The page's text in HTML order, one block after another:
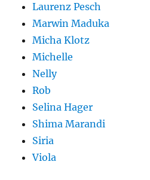
Laurenz Pesch
Marwin Maduka
Micha Klotz
Michelle
Nelly
Rob
Selina Hager
Shima Marandi
Siria
Viola